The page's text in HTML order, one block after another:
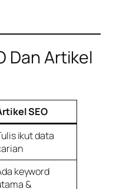
Dan Artikel
SEO
ikut data
keyword
&